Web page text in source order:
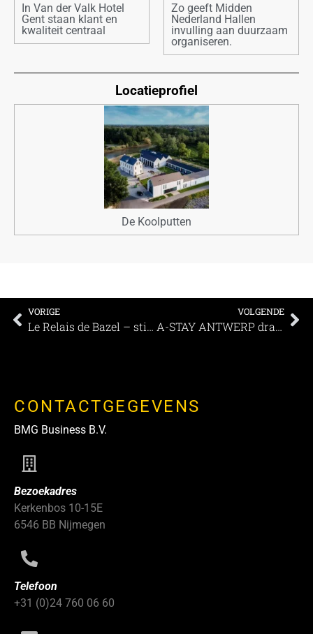
In Van der Valk Hotel
Gent staan klant en
kwaliteit centraal
Zo geeft Midden
Nederland Hallen
invulling aan duurzaam
organiseren.
Locatieprofiel
De Koolputten
VORIGE
Le Relais de Bazel – stijlvol herbronnen
VOLGENDE
A-STAY ANTWERP draagt bij tot bescherming van het milieu
CONTACTGEGEVENS
BMG Business B.V.
Bezoekadres
Kerkenbos 10-15E
6546 BB Nijmegen
Telefoon
+31 (0)24 760 06 60